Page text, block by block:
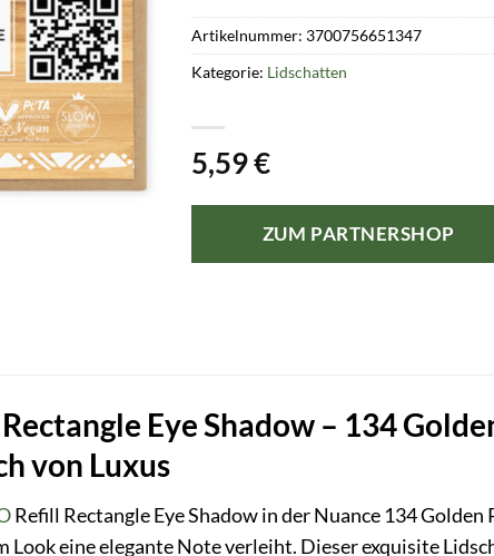
5,59€
ZUM PARTNERSHOP
Artikelnummer: 3700756651347
Kategorie: Lidschatten
Eye Shadow – 134
von Luxus
Refill Rectangle Eye Shadow in der Nuance 134 Golden
Look eine elegante Note verleiht. Dieser exquisite